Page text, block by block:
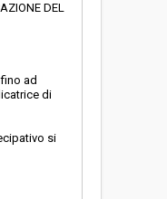
DEL
ad
di
si